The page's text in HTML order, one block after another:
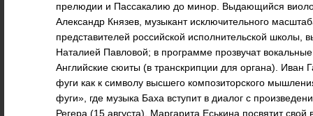
прелюдии и Пассакалию до минор. Выдающийся
Александр Князев, музыкант исключительного
представителей российской исполнительской школы,
Наталией Павловой; в программе прозвучат
Английские сюиты (в транскрипции для органа). Иван
фуги как к символу высшего композиторского
фуги», где музыка Баха вступит в диалог с
Регера (15 августа). Маргарита Еськина посвятит